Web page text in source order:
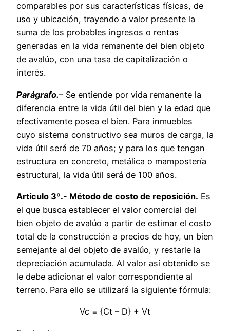
comparables por sus características físicas, de
uso y ubicación, trayendo a valor presente la
suma de los probables ingresos o rentas
generadas en la vida remanente del bien objeto
de avalúo, con una tasa de capitalización o
interés.
Parágrafo.– Se entiende por vida remanente la
diferencia entre la vida útil del bien y la edad que
efectivamente posea el bien. Para inmuebles
cuyo sistema constructivo sea muros de carga, la
vida útil será de 70 años; y para los que tengan
estructura en concreto, metálica o mampostería
estructural, la vida útil será de 100 años.
Artículo 3º.- Método de costo de reposición. Es
el que busca establecer el valor comercial del
bien objeto de avalúo a partir de estimar el costo
total de la construcción a precios de hoy, un bien
semejante al del objeto de avalúo, y restarle la
depreciación acumulada. Al valor así obtenido se
le debe adicionar el valor correspondiente al
terreno. Para ello se utilizará la siguiente fórmula:
Vc = {Ct – D} + Vt